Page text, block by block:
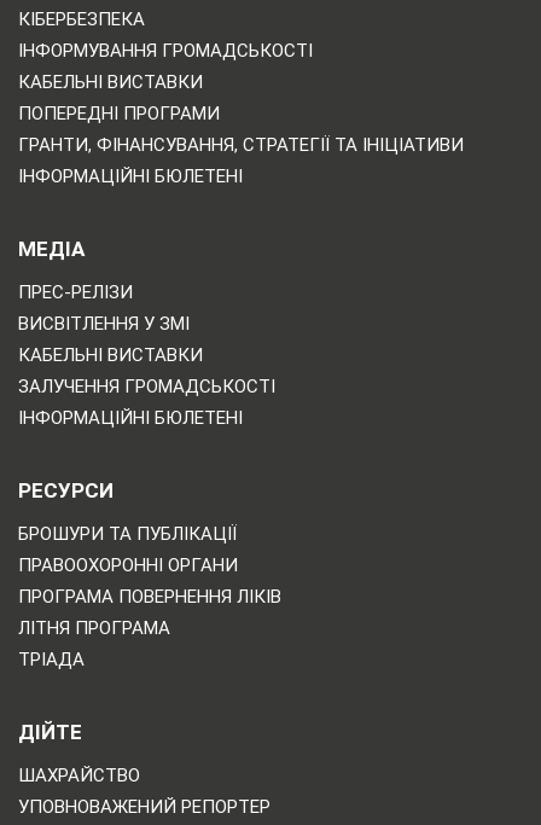
КІБЕРБЕЗПЕКА
ІНФОРМУВАННЯ ГРОМАДСЬКОСТІ
КАБЕЛЬНІ ВИСТАВКИ
ПОПЕРЕДНІ ПРОГРАМИ
ГРАНТИ, ФІНАНСУВАННЯ, СТРАТЕГІЇ ТА ІНІЦІАТИВИ
ІНФОРМАЦІЙНІ БЮЛЕТЕНІ
МЕДІА
ПРЕС-РЕЛІЗИ
ВИСВІТЛЕННЯ У ЗМІ
КАБЕЛЬНІ ВИСТАВКИ
ЗАЛУЧЕННЯ ГРОМАДСЬКОСТІ
ІНФОРМАЦІЙНІ БЮЛЕТЕНІ
РЕСУРСИ
БРОШУРИ ТА ПУБЛІКАЦІЇ
ПРАВООХОРОННІ ОРГАНИ
ПРОГРАМА ПОВЕРНЕННЯ ЛІКІВ
ЛІТНЯ ПРОГРАМА
ТРІАДА
ДІЙТЕ
ШАХРАЙСТВО
УПОВНОВАЖЕНИЙ РЕПОРТЕР